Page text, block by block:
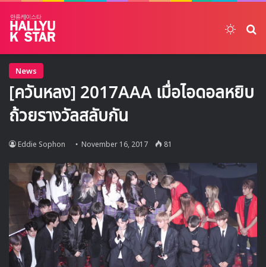
News
[ควันหลง] 2017AAA เมื่อไอดอลหยิบ
ถ้วยรางวัลสลับกัน
Eddie Sophon November 16, 2017 81